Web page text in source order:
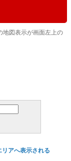
地図表示が画面左上の
アへ表示される